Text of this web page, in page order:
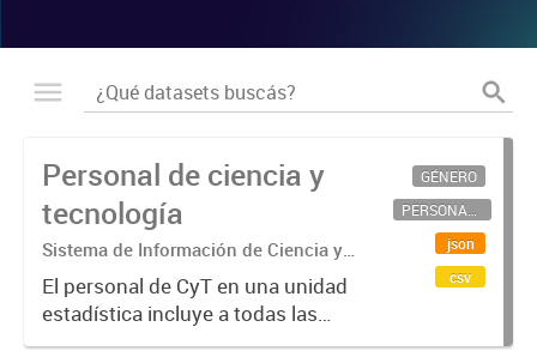
Personal de ciencia y
tecnología
Sistema de Información de Ciencia y
Tecnología Argentino (SICYTAR)
El personal de CyT en una unidad
estadística incluye a todas las
personas involucradas
GÉNERO
PERSONAL CIENTÍFICO-TECNOLÓGICO
json
csv